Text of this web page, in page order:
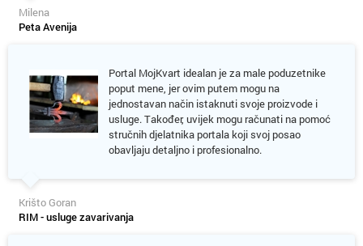
Milena
Peta Avenija
Portal MojKvart idealan je za male poduzetnike
poput mene, jer ovim putem mogu na
jednostavan način istaknuti svoje proizvode i
usluge. Također, uvijek mogu računati na pomoć
stručnih djelatnika portala koji svoj posao
obavljaju detaljno i profesionalno.
Krišto Goran
RIM - usluge zavarivanja